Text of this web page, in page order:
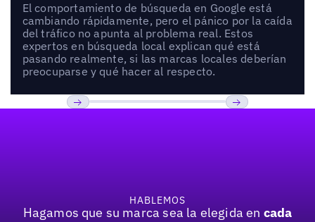
El comportamiento de búsqueda en Google está
cambiando rápidamente, pero el pánico por la caída
del tráfico no apunta al problema real. Estos
expertos en búsqueda local explican qué está
pasando realmente, si las marcas locales deberían
preocuparse y qué hacer al respecto.
HABLEMOS
Hagamos que su marca sea la elegida en cada